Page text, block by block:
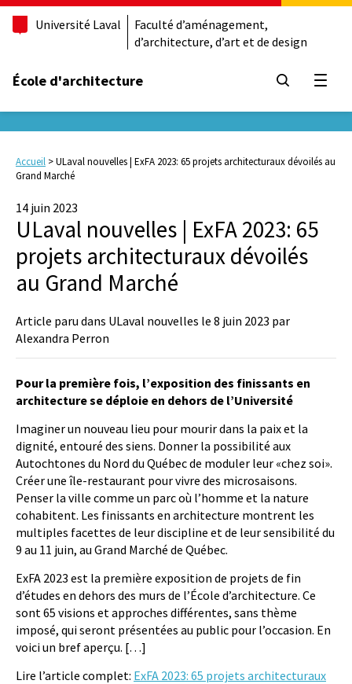
Université Laval
Faculté d’aménagement,
d’architecture, d’art et de design
École d'architecture
Accueil >ULaval nouvelles | ExFA 2023: 65 projets architecturaux dévoilés au
Grand Marché
14 juin 2023
ULaval nouvelles | ExFA 2023: 65
projets architecturaux dévoilés
au Grand Marché
Article paru dans ULaval nouvelles le 8 juin 2023 par
Alexandra Perron
Pour la première fois, l’exposition des finissants en
architecture se déploie en dehors de l’Université
Imaginer un nouveau lieu pour mourir dans la paix et la
dignité, entouré des siens. Donner la possibilité aux
Autochtones du Nord du Québec de moduler leur «chez soi».
Créer une île-restaurant pour vivre des microsaisons.
Penser la ville comme un parc où l’homme et la nature
cohabitent. Les finissants en architecture montrent les
multiples facettes de leur discipline et de leur sensibilité du
9 au 11 juin, au Grand Marché de Québec.
ExFA 2023 est la première exposition de projets de fin
d’études en dehors des murs de l’École d’architecture. Ce
sont 65 visions et approches différentes, sans thème
imposé, qui seront présentées au public pour l’occasion. En
voici un bref aperçu. […]
Lire l’article complet: ExFA 2023: 65 projets architecturaux